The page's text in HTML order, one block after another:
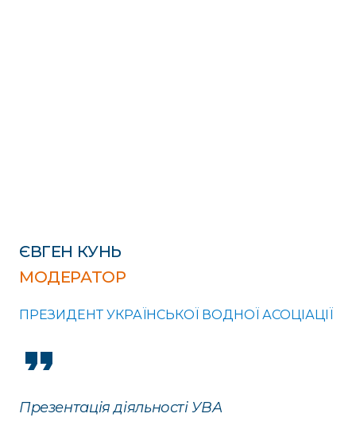
ЄВГЕН КУНЬ
МОДЕРАТОР
ПРЕЗИДЕНТ УКРАЇНСЬКОЇ ВОДНОЇ АСОЦІАЦІЇ
Презентація діяльності УВА